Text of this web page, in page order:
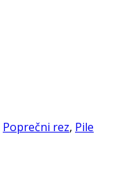
Poprečni rez, Pile